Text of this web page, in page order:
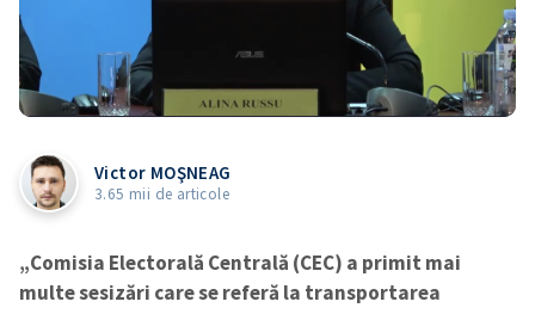
Victor MOŞNEAG
3.65 mii de articole
„Comisia Electorală Centrală (CEC) a primit mai
multe sesizări care se referă la transportarea